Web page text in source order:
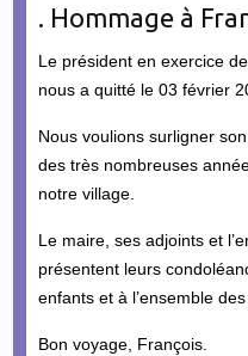
. Hommage à
Le président en exercice
nous a quitté le 03 février
Nous voulions surligner
des très nombreuses
notre village.
Le maire, ses adjoints et
présentent leurs
enfants et à l’ensemble des
Bon voyage, François.